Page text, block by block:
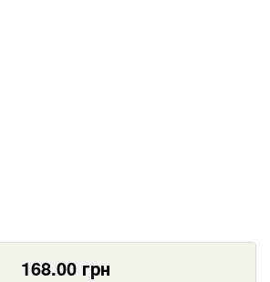
168.00 грн